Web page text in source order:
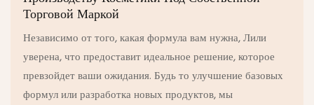
Торговой Маркой
Независимо от того, какая формула вам нужна, Лили
уверена, что предоставит идеальное решение, которое
превзойдет ваши ожидания. Будь то улучшение базовых
формул или разработка новых продуктов, мы